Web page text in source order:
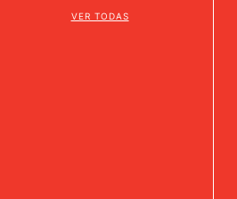
VER TODAS